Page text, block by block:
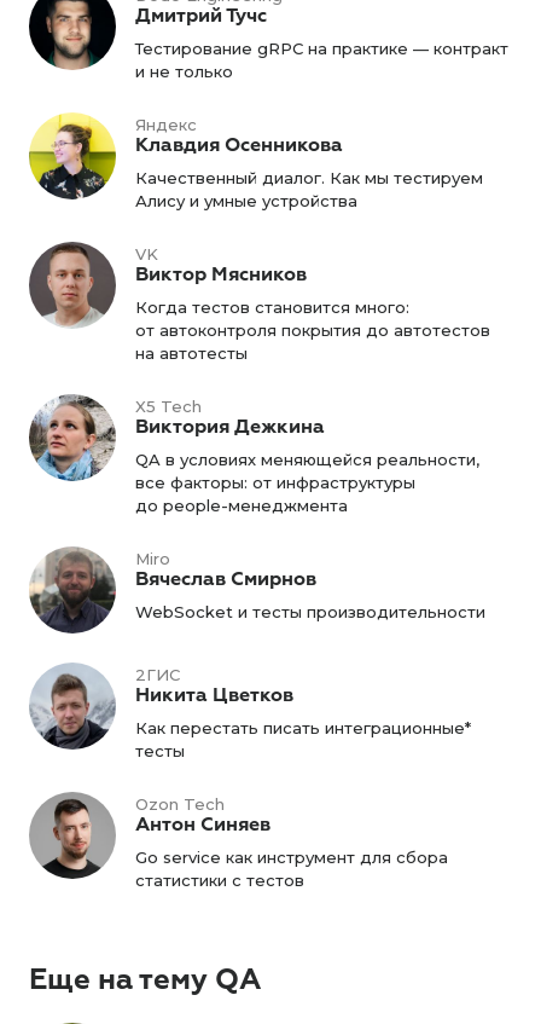
Дмитрий Тучс
Тестирование gRPC на практике — контракт
и не только
Яндекс
Клавдия Осенникова
Качественный диалог. Как мы тестируем
Алису и умные устройства
VK
Виктор Мясников
Когда тестов становится много:
от автоконтроля покрытия до автотестов
на автотесты
X5 Tech
Виктория Дежкина
QA в условиях меняющейся реальности,
все факторы: от инфраструктуры
до people-менеджмента
Miro
Вячеслав Смирнов
WebSocket и тесты производительности
2ГИС
Никита Цветков
Как перестать писать интеграционные*
тесты
Ozon Tech
Антон Синяев
Go service как инструмент для сбора
статистики с тестов
Еще на тему QA